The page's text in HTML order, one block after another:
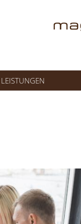
LEISTUNGEN